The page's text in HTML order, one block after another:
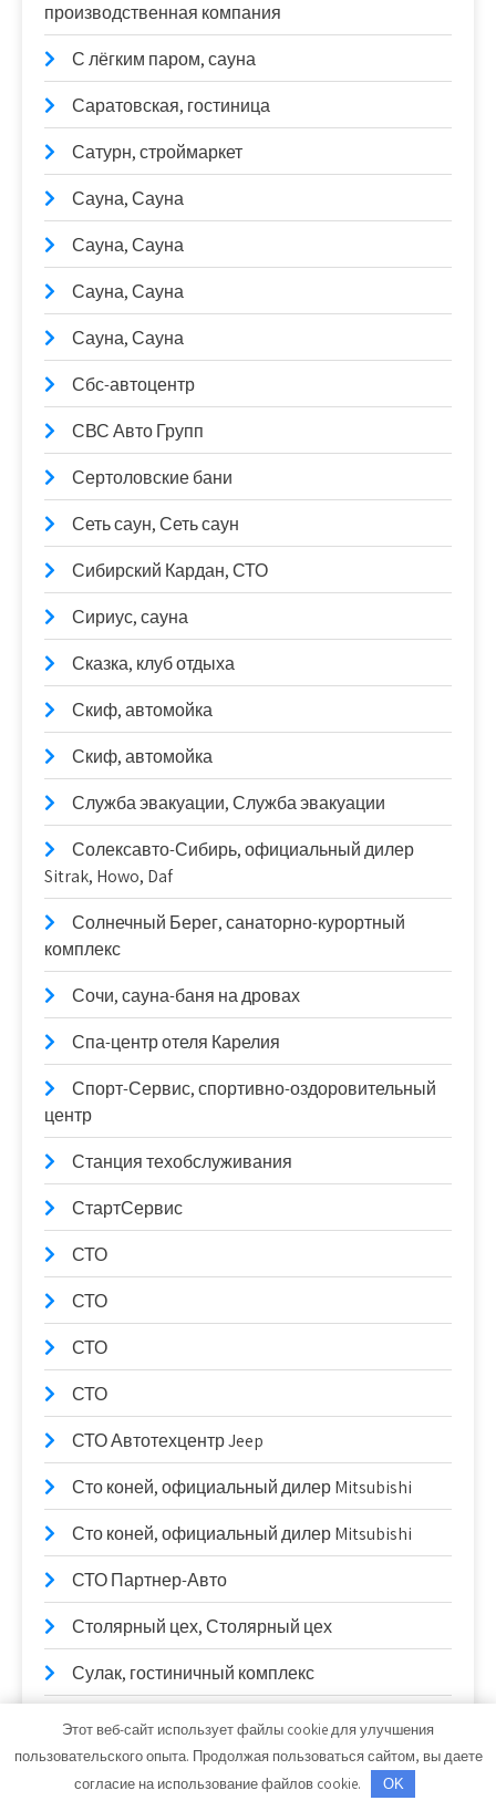
производственная компания
С лёгким паром, сауна
Саратовская, гостиница
Сатурн, строймаркет
Сауна, Сауна
Сауна, Сауна
Сауна, Сауна
Сауна, Сауна
Сбс-автоцентр
СВС Авто Групп
Сертоловские бани
Сеть саун, Сеть саун
Сибирский Кардан, СТО
Сириус, сауна
Сказка, клуб отдыха
Скиф, автомойка
Скиф, автомойка
Служба эвакуации, Служба эвакуации
Солексавто-Сибирь, официальный дилер
Sitrak, Howo, Daf
Солнечный Берег, санаторно-курортный
комплекс
Сочи, сауна-баня на дровах
Спа-центр отеля Карелия
Спорт-Сервис, спортивно-оздоровительный
центр
Станция техобслуживания
СтартСервис
СТО
СТО
СТО
СТО
СТО Автотехцентр Jeep
Сто коней, официальный дилер Mitsubishi
Сто коней, официальный дилер Mitsubishi
СТО Партнер-Авто
Столярный цех, Столярный цех
Сулак, гостиничный комплекс
Сывлах, Баня №2
Сывлах, Баня №2
Этот веб-сайт использует файлы cookie для улучшения
пользовательского опыта. Продолжая пользоваться сайтом, вы даете
согласие на использование файлов cookie.
OK